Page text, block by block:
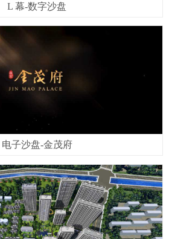
L 幕-数字沙盘
电子沙盘-金茂府